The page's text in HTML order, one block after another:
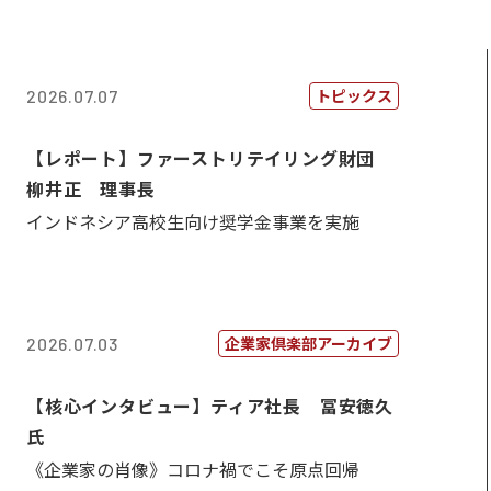
2026.07.07 トピックス
【レポート】ファーストリテイリング財団
柳井正 理事長
インドネシア高校生向け奨学金事業を実施
2026.07.03 企業家倶楽部アーカイブ
【核心インタビュー】ティア社長 冨安徳久
氏
《企業家の肖像》コロナ禍でこそ原点回帰